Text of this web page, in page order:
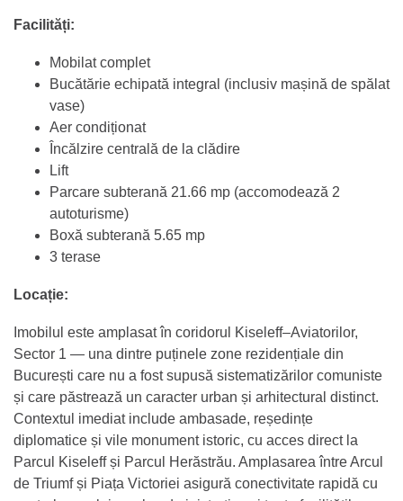
Facilități:
Mobilat complet
Bucătărie echipată integral (inclusiv mașină de spălat
vase)
Aer condiționat
Încălzire centrală de la clădire
Lift
Parcare subterană 21.66 mp (accomodează 2
autoturisme)
Boxă subterană 5.65 mp
3 terase
Locație:
Imobilul este amplasat în coridorul Kiseleff–Aviatorilor,
Sector 1 — una dintre puținele zone rezidențiale din
București care nu a fost supusă sistematizărilor comuniste
și care păstrează un caracter urban și arhitectural distinct.
Contextul imediat include ambasade, reședințe
diplomatice și vile monument istoric, cu acces direct la
Parcul Kiseleff și Parcul Herăstrău. Amplasarea între Arcul
de Triumf și Piața Victoriei asigură conectivitate rapidă cu